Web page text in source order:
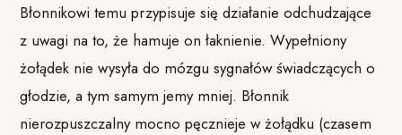
Błonnikowi temu przypisuje się działanie odchudzające
z uwagi na to, że hamuje on łaknienie. Wypełniony
żołądek nie wysyła do mózgu sygnałów świadczących o
głodzie, a tym samym jemy mniej. Błonnik
nierozpuszczalny mocno pęcznieje w żołądku (czasem